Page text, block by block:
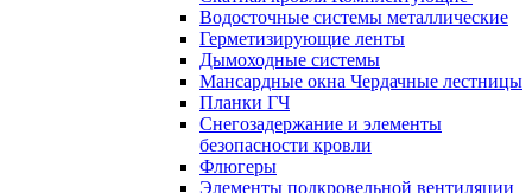
Водосточные системы металлические
Герметизирующие ленты
Дымоходные системы
Мансардные окна Чердачные лестницы
Планки ГЧ
Снегозадержание и элементы
безопасности кровли
Флюгеры
Элементы подкровельной вентиляции